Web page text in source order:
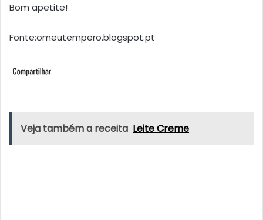
Bom apetite!
Fonte:omeutempero.blogspot.pt
Veja também a receita Leite Creme